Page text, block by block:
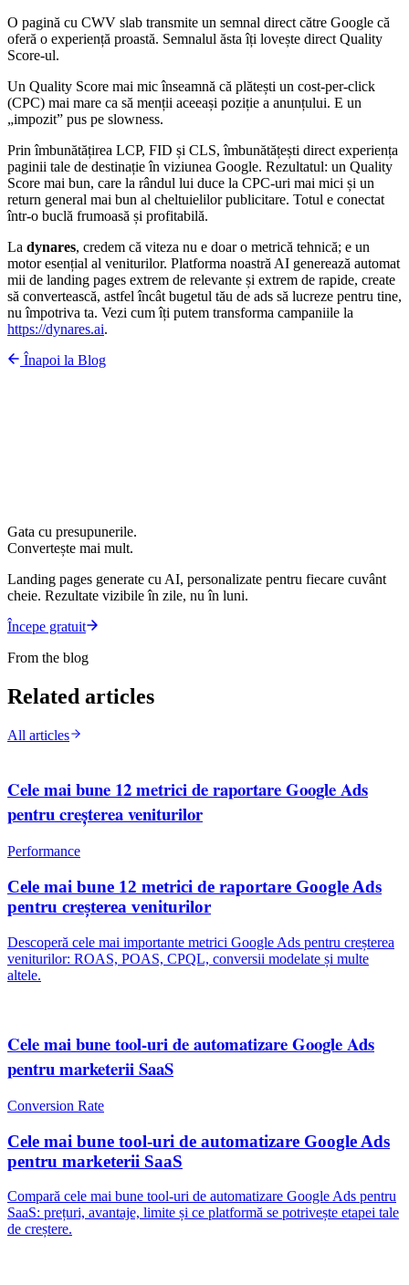
O pagină cu CWV slab transmite un semnal direct către Google că
oferă o experiență proastă. Semnalul ăsta îți lovește direct Quality
Score-ul.
Un Quality Score mai mic înseamnă că plătești un cost-per-click
(CPC) mai mare ca să menții aceeași poziție a anunțului. E un
„impozit” pus pe slowness.
Prin îmbunătățirea LCP, FID și CLS, îmbunătățești direct experiența
paginii tale de destinație în viziunea Google. Rezultatul: un Quality
Score mai bun, care la rândul lui duce la CPC-uri mai mici și un
return general mai bun al cheltuielilor publicitare. Totul e conectat
într-o buclă frumoasă și profitabilă.
La dynares, credem că viteza nu e doar o metrică tehnică; e un
motor esențial al veniturilor. Platforma noastră AI generează automat
mii de landing pages extrem de relevante și extrem de rapide, create
să convertească, astfel încât bugetul tău de ads să lucreze pentru tine,
nu împotriva ta. Vezi cum îți putem transforma campaniile la
https://dynares.ai.
Înapoi la Blog
Gata cu presupunerile.
Convertește mai mult.
Landing pages generate cu AI, personalizate pentru fiecare cuvânt
cheie. Rezultate vizibile în zile, nu în luni.
Începe gratuit
From the blog
Related articles
All articles
Cele mai bune 12 metrici de raportare Google Ads
pentru creșterea veniturilor
Performance
Cele mai bune 12 metrici de raportare Google Ads
pentru creșterea veniturilor
Descoperă cele mai importante metrici Google Ads pentru creșterea
veniturilor: ROAS, POAS, CPQL, conversii modelate și multe
altele.
Cele mai bune tool-uri de automatizare Google Ads
pentru marketerii SaaS
Conversion Rate
Cele mai bune tool-uri de automatizare Google Ads
pentru marketerii SaaS
Compară cele mai bune tool-uri de automatizare Google Ads pentru
SaaS: prețuri, avantaje, limite și ce platformă se potrivește etapei tale
de creștere.